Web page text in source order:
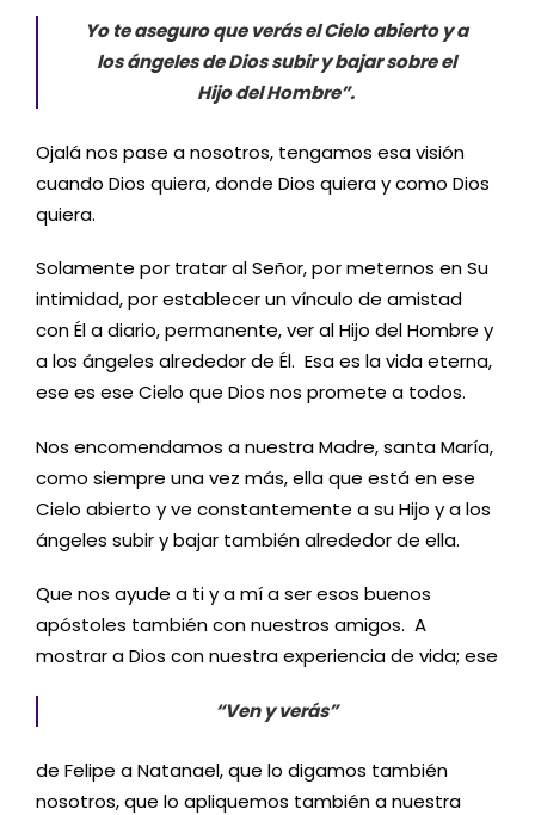
Yo te aseguro que verás el Cielo abierto y a
los ángeles de Dios subir y bajar sobre el
Hijo del Hombre”.
Ojalá nos pase a nosotros, tengamos esa visión
cuando Dios quiera, donde Dios quiera y como Dios
quiera.
Solamente por tratar al Señor, por meternos en Su
intimidad, por establecer un vínculo de amistad
con Él a diario, permanente, ver al Hijo del Hombre y
a los ángeles alrededor de Él. Esa es la vida eterna,
ese es ese Cielo que Dios nos promete a todos.
Nos encomendamos a nuestra Madre, santa María,
como siempre una vez más, ella que está en ese
Cielo abierto y ve constantemente a su Hijo y a los
ángeles subir y bajar también alrededor de ella.
Que nos ayude a ti y a mí a ser esos buenos
apóstoles también con nuestros amigos. A
mostrar a Dios con nuestra experiencia de vida; ese
“Ven y verás”
de Felipe a Natanael, que lo digamos también
nosotros, que lo apliquemos también a nuestra